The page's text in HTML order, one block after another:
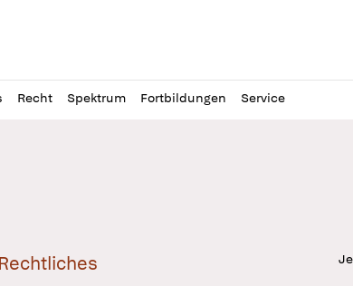
Recht Spektrum Fortbildungen Service
Rechtliches